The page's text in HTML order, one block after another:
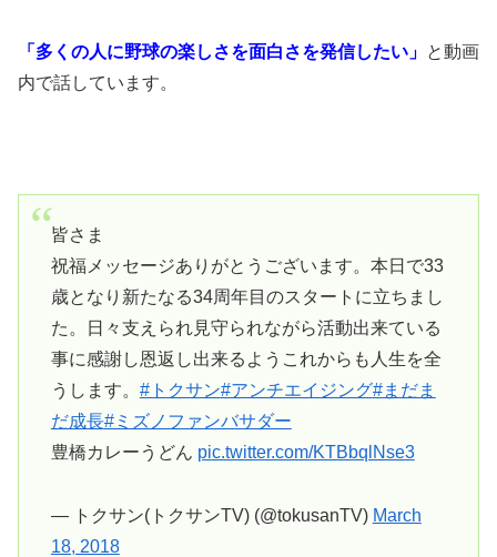
「多くの人に野球の楽しさを面白さを発信したい」 と動画
内で話しています。
皆さま
祝福メッセージありがとうございます。本日で33
歳となり新たなる34周年目のスタートに立ちまし
た。日々支えられ見守られながら活動出来ている
事に感謝し恩返し出来るようこれからも人生を全
うします。 #トクサン#アンチエイジング#まだま
だ成長#ミズノファンバサダー
豊橋カレーうどん pic.twitter.com/KTBbqlNse3
— トクサン(トクサンTV) (@tokusanTV) March
18, 2018